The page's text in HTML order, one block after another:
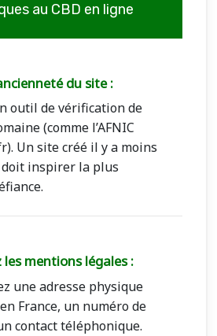
au CBD en ligne
du site :
outil de vérification de
(comme l’AFNIC
Un site créé il y a moins
doit inspirer la plus
les mentions légales :
une adresse physique
France, un numéro de
contact téléphonique.